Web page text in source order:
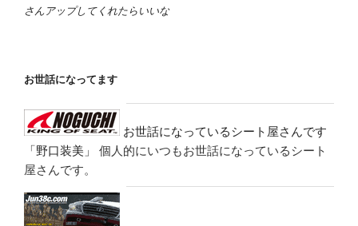
さんアップしてくれたらいいな
お世話になってます
お世話になっているシート屋さんです
「野口装美」
個人的にいつもお世話になっているシート
屋さんです。